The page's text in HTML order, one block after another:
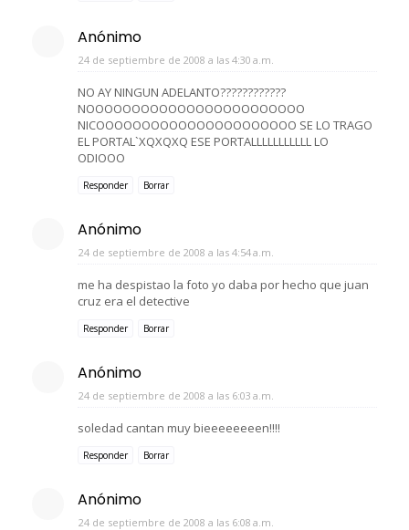
Anónimo
24 de septiembre de 2008 a las 4:30 a.m.
NO AY NINGUN ADELANTO????????????
NOOOOOOOOOOOOOOOOOOOOOOOO
NICOOOOOOOOOOOOOOOOOOOOOO SE LO TRAGO
EL PORTAL`XQXQXQ ESE PORTALLLLLLLLLLL LO
ODIOOO
Responder Borrar
Anónimo
24 de septiembre de 2008 a las 4:54 a.m.
me ha despistao la foto yo daba por hecho que juan
cruz era el detective
Responder Borrar
Anónimo
24 de septiembre de 2008 a las 6:03 a.m.
soledad cantan muy bieeeeeeeen!!!!
Responder Borrar
Anónimo
24 de septiembre de 2008 a las 6:08 a.m.